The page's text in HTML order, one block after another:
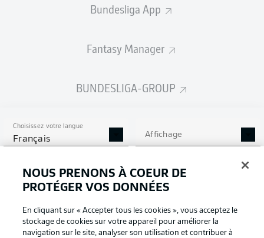
Bundesliga App
Fantasy Manager
BUNDESLIGA-GROUP
Choisissez votre langue
Français Affichage
Connexion
NOUS PRENONS À COEUR DE
PROTÉGER VOS DONNÉES
En cliquant sur « Accepter tous les cookies », vous acceptez le
stockage de cookies sur votre appareil pour améliorer la
navigation sur le site, analyser son utilisation et contribuer à